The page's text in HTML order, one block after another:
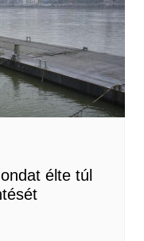
élte túl